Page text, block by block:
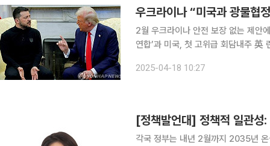
우크라이나 “미국과 광물협
2월 우크라이나 안전 보장 없는 제안
연합’과 미국, 첫 고위급 회담내주 英 런던서...“러
고 밝혔다. 협정 체결의 초기 단계에
2025-04-18 10:27
[정책발언대] 정책적 일관성
각국 정부는 내년 2월까지 2035년